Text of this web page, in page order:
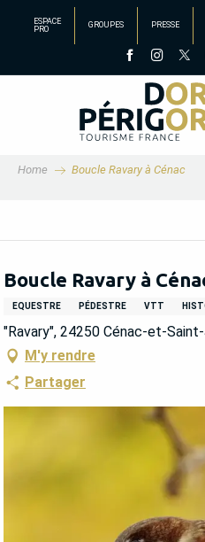
principal
ESPACE
PRO
GROUPES PRESSE
Home Boucle Ravary à Cénac
Boucle Ravary à
EQUESTRE PÉDESTRE VTT
"Ravary", 24250 Cénac-et-
M'y rendre
Partager